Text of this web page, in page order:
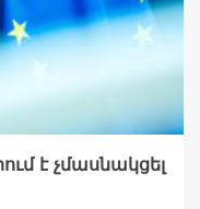
է չմասնակցել